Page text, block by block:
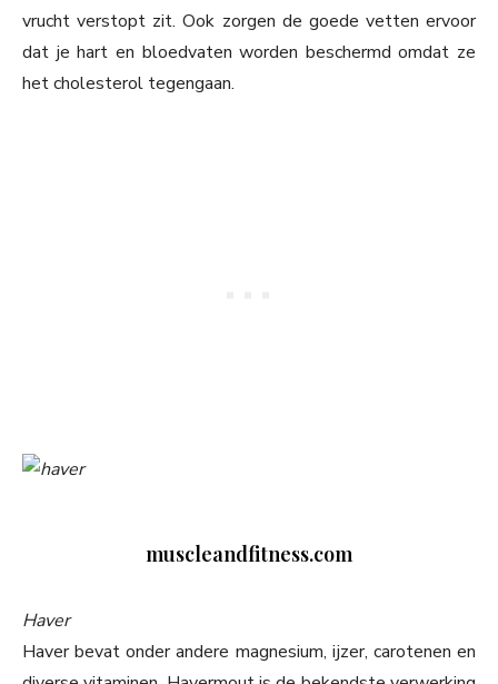
vrucht verstopt zit. Ook zorgen de goede vetten ervoor
dat je hart en bloedvaten worden beschermd omdat ze
het cholesterol tegengaan.
muscleandfitness.com
Haver
Haver bevat onder andere magnesium, ijzer, carotenen en